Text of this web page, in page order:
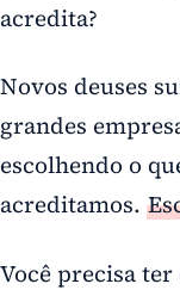
acredita?
Novos deuses
grandes
escolhendo o
acreditamos.
Você precisa